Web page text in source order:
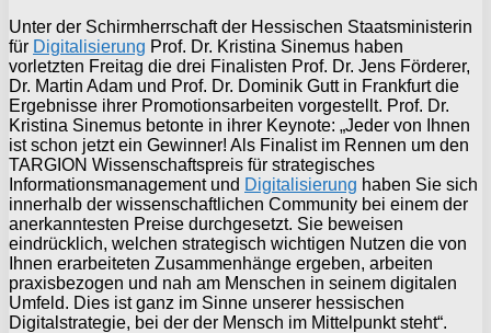
Unter der Schirmherrschaft der Hessischen Staatsministerin
für Digitalisierung Prof. Dr. Kristina Sinemus haben
vorletzten Freitag die drei Finalisten Prof. Dr. Jens Förderer,
Dr. Martin Adam und Prof. Dr. Dominik Gutt in Frankfurt die
Ergebnisse ihrer Promotionsarbeiten vorgestellt. Prof. Dr.
Kristina Sinemus betonte in ihrer Keynote: „Jeder von Ihnen
ist schon jetzt ein Gewinner! Als Finalist im Rennen um den
TARGION Wissenschaftspreis für strategisches
Informationsmanagement und Digitalisierung haben Sie sich
innerhalb der wissenschaftlichen Community bei einem der
anerkanntesten Preise durchgesetzt. Sie beweisen
eindrücklich, welchen strategisch wichtigen Nutzen die von
Ihnen erarbeiteten Zusammenhänge ergeben, arbeiten
praxisbezogen und nah am Menschen in seinem digitalen
Umfeld. Dies ist ganz im Sinne unserer hessischen
Digitalstrategie, bei der der Mensch im Mittelpunkt steht“.